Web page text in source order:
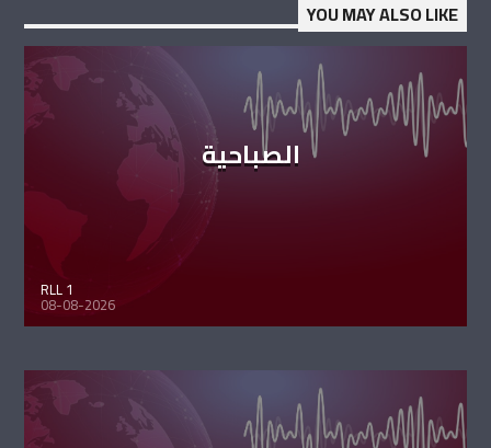
YOU MAY ALSO LIKE
الصباحية
RLL 1
08-08-2026